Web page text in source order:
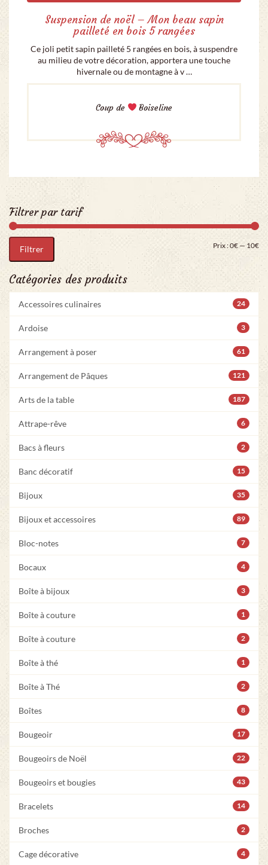
Suspension de noël – Mon beau sapin
pailleté en bois 5 rangées
Ce joli petit sapin pailleté 5 rangées en bois, à suspendre
au milieu de votre décoration, apportera une touche
hivernale ou de montagne à v …
Coup de Boiseline
Filtrer par tarif
Filtrer Prix :0€ —10€
Catégories des produits
Accessoires culinaires 24
Ardoise 3
Arrangement à poser 61
Arrangement de Pâques 121
Arts de la table 187
Attrape-rêve 6
Bacs à fleurs 2
Banc décoratif 15
Bijoux 35
Bijoux et accessoires 89
Bloc-notes 7
Bocaux 4
Boîte à bijoux 3
Boîte à couture 1
Boîte à couture 2
Boîte à thé 1
Boîte à Thé 2
Boîtes 8
Bougeoir 17
Bougeoirs de Noël 22
Bougeoirs et bougies 43
Bracelets 14
Broches 2
Cage décorative 4